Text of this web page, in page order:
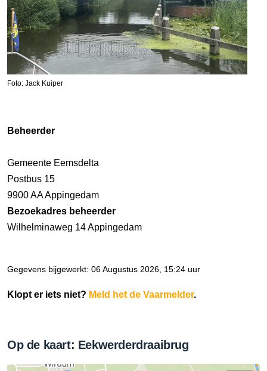
Foto: Jack Kuiper
Beheerder
Gemeente Eemsdelta
Postbus 15
9900 AA Appingedam
Bezoekadres beheerder
Wilhelminaweg 14 Appingedam
Gegevens bijgewerkt: 06 Augustus 2026, 15:24 uur
Klopt er iets niet? Meld het de Vaarmelder.
Op de kaart: Eekwerderdraaibrug